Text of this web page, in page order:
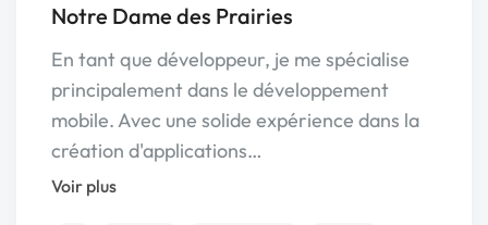
Notre Dame des Prairies
En tant que développeur, je me spécialise
principalement dans le développement
mobile. Avec une solide expérience dans la
création d'applications…
Voir plus